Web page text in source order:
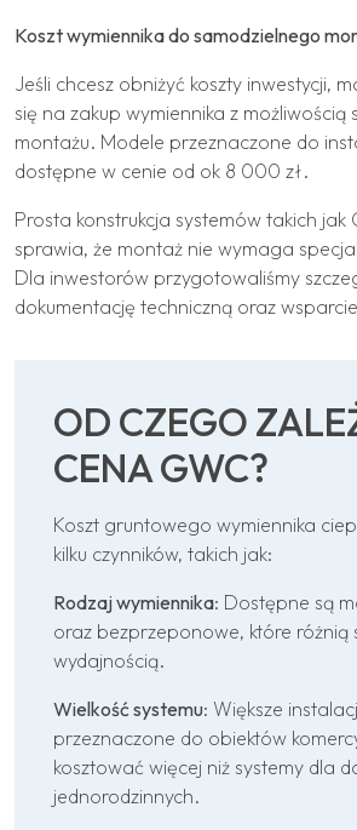
Koszt wymiennika do samodzielnego
Jeśli chcesz obniżyć koszty inwestycji,
się na zakup wymiennika z możliwością
montażu. Modele przeznaczone do
dostępne w cenie od ok 8 000 zł.
Prosta konstrukcja systemów takich jak
sprawia, że montaż nie wymaga
Dla inwestorów przygotowaliśmy
dokumentację techniczną oraz
OD CZEGO
CENA GWC?
Koszt gruntowego wymiennika
kilku czynników, takich jak:
Rodzaj wymiennika: Dostępne są
oraz bezprzeponowe, które różnią
wydajnością.
Wielkość systemu: Większe
przeznaczone do obiektów
kosztować więcej niż systemy dla
jednorodzinnych.